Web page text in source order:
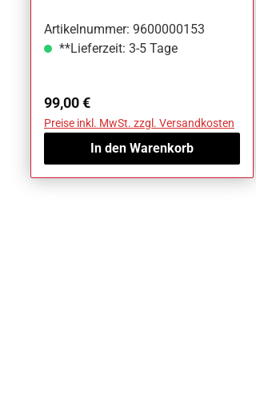
Artikelnummer: 9600000153
**Lieferzeit: 3-5 Tage
Regulärer Preis:
99,00 €
Preise inkl. MwSt. zzgl. Versandkosten
In den Warenkorb